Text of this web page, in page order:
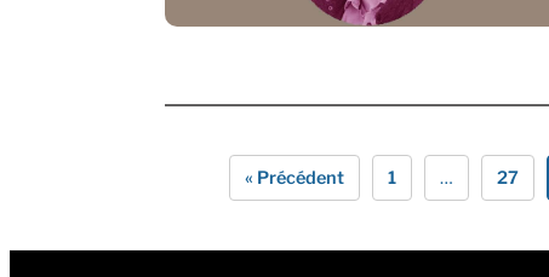
« Précédent 1 … 27